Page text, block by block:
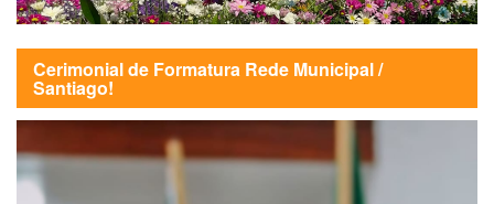
Cerimonial de Formatura Rede Municipal /
Santiago!